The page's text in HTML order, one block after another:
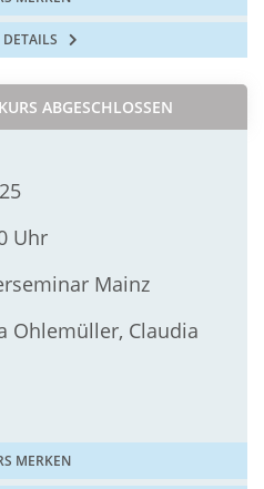
DETAILS
KURS ABGESCHLOSSEN
Uhr
Mainz
Ohlemüller, Claudia
MERKEN